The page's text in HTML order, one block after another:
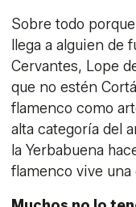
Sobre todo
llega a alguien de
Cervantes, Lope
que no estén
flamenco como
alta categoría del
la Yerbabuena
flamenco vive una